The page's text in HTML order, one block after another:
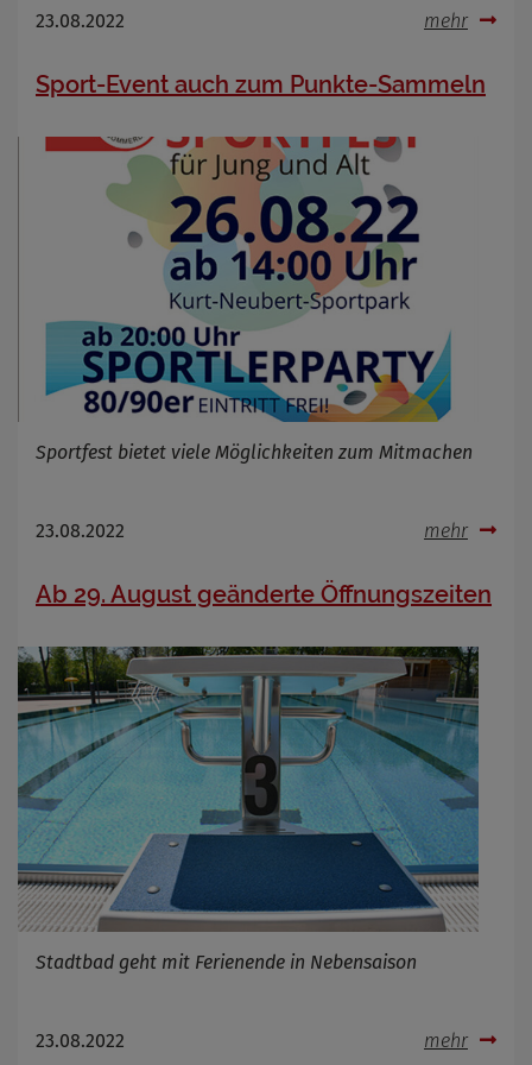
23.08.2022 mehr
Sport-Event auch zum Punkte-Sammeln
Sportfest bietet viele Möglichkeiten zum Mitmachen
23.08.2022 mehr
Ab 29. August geänderte Öffnungszeiten
Stadtbad geht mit Ferienende in Nebensaison
23.08.2022 mehr
Anbieter
Cookie Name
_osm_totp_token
Cookies die bei der Verwendung von
OpenWeatherAPI gesetzt werden
Cookie Name
Cookie Laufzeit
Infos schließen